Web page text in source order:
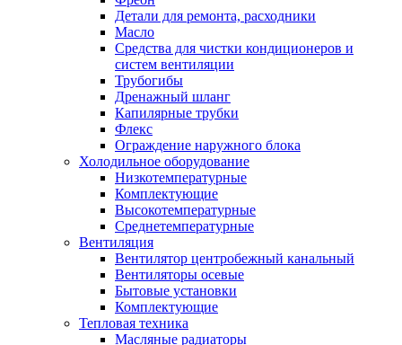
Детали для ремонта, расходники
Масло
Средства для чистки кондиционеров и
систем вентиляции
Трубогибы
Дренажный шланг
Капилярные трубки
Флекс
Ограждение наружного блока
Холодильное оборудование
Низкотемпературные
Комплектующие
Высокотемпературные
Среднетемпературные
Вентиляция
Вентилятор центробежный канальный
Вентиляторы осевые
Бытовые установки
Комплектующие
Тепловая техника
Масляные радиаторы